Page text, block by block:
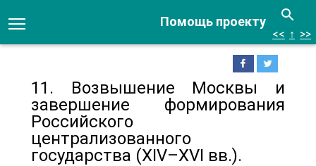
Помощь проекту
<< ↑ >>
11. Возвышение Москвы и
завершение формирования
Российского
централизованного
государства (XIV–XVI вв.).